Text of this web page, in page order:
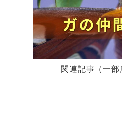
関連記事（一部